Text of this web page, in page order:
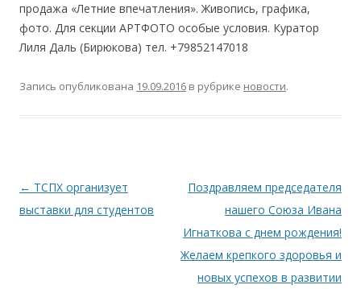
продажа «Летние впечатления». Живопись, графика,
фото. Для секции АРТФОТО особые условия. Куратор
Лиля Даль (Бирюкова) тел. +79852147018
Запись опубликована 19.09.2016 в рубрике новости.
Навигация
по
← ТСПХ организует
выставки для студентов
Поздравляем председателя
нашего Союза Ивана
Игнаткова с днем рождения!
Желаем крепкого здоровья и
новых успехов в развитии